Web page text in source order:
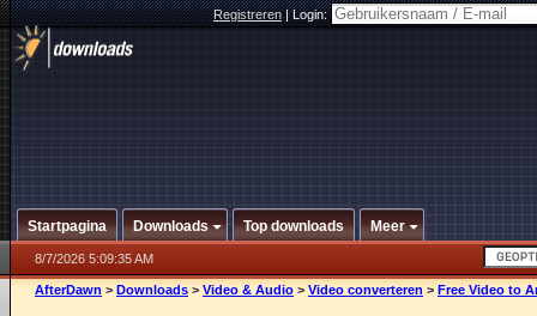
Registreren|Login:
Startpagina Downloads Top downloads Meer
8/7/2026 5:09:35 AM
AfterDawn > Downloads > Video & Audio > Video converteren > Free Video to